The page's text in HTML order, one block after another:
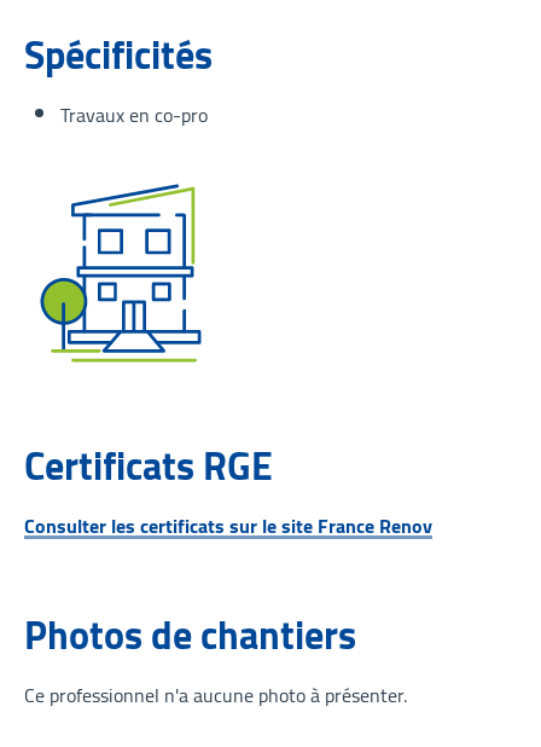
Spécificités
Travaux en co-pro
Certificats RGE
Consulter les certificats sur le site France Renov
Photos de chantiers
Ce professionnel n'a aucune photo à présenter.